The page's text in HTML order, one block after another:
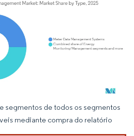
O reuso requer atribuição conforme CC BY 4.0.
segmentos de todos os segmentos
mediante compra do relatório